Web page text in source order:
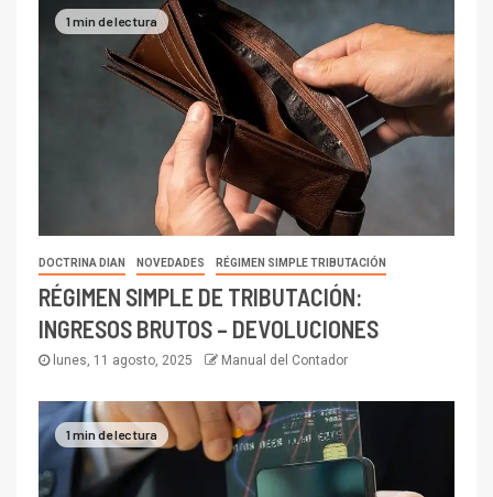
1 min de lectura
DOCTRINA DIAN NOVEDADES RÉGIMEN SIMPLE TRIBUTACIÓN
RÉGIMEN SIMPLE DE TRIBUTACIÓN:
INGRESOS BRUTOS – DEVOLUCIONES
lunes, 11 agosto, 2025 Manual del Contador
1 min de lectura